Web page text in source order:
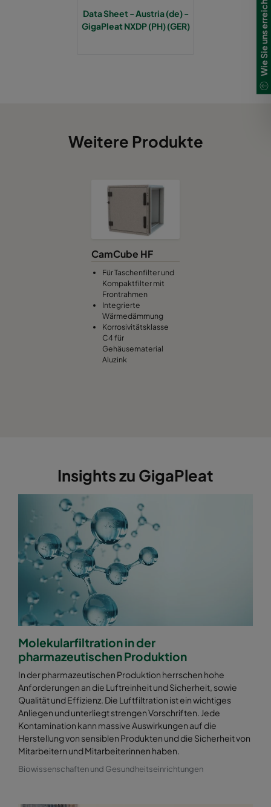
Data Sheet - Austria (de) -
GigaPleat NXDP (PH) (GER)
Weitere Produkte
CamCube HF
Für Taschenfilter und
Kompaktfilter mit
Frontrahmen
Integrierte
Wärmedämmung
Korrosivitätsklasse
C4 für
Gehäusematerial
Aluzink
Insights zu GigaPleat
Molekularfiltration in der
pharmazeutischen Produktion
In der pharmazeutischen Produktion herrschen hohe
Anforderungen an die Luftreinheit und Sicherheit, sowie
Qualität und Effizienz. Die Luftfiltration ist ein wichtiges
Anliegen und unterliegt strengen Vorschriften. Jede
Kontamination kann massive Auswirkungen auf die
Herstellung von sensiblen Produkten und die Sicherheit von
Mitarbeitern und Mitarbeiterinnen haben.
Biowissenschaften und Gesundheitseinrichtungen
Wie Sie uns erreichen